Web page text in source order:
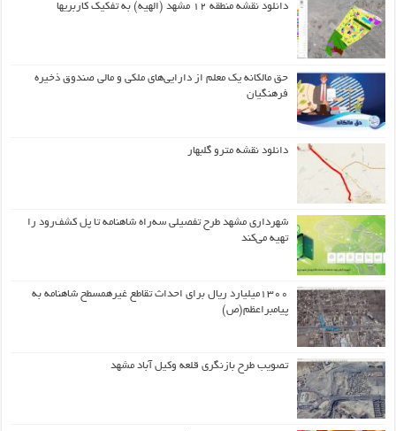
دانلود نقشه منطقه ۱۲ مشهد (الهیه) به تفکیک کاربریها
حق مالکانه یک معلم از دارایی‌های ملکی و مالی صندوق ذخیره
فرهنگیان
دانلود نقشه مترو گلبهار
شهرداری مشهد طرح تفصیلی سه‌راه شاهنامه تا پل کشف‌رود را
تهیه می‌کند
۱۳۰۰میلیارد ریال برای احداث تقاطع غیرهمسطح شاهنامه به
پیامبراعظم(ص)
تصویب طرح بازنگری قلعه وکیل آباد مشهد